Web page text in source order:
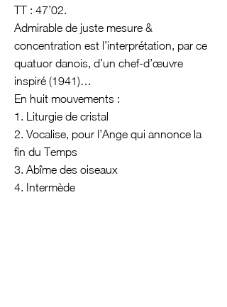
TT : 47’02.
Admirable de juste mesure &
concentration est l’interprétation, par ce
quatuor danois, d’un chef-d’œuvre
inspiré (1941)…
En huit mouvements :
1. Liturgie de cristal
2. Vocalise, pour l’Ange qui annonce la
fin du Temps
3. Abîme des oiseaux
4. Intermède